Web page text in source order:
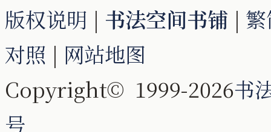
版权说明 | 书法空间书铺 |
对照 | 网站地图
Copyright© 1999-2026书
号